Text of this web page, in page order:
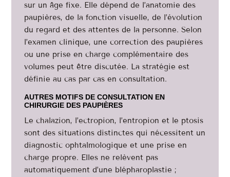
sur un âge fixe. Elle dépend de l’anatomie des
paupières, de la fonction visuelle, de l’évolution
du regard et des attentes de la personne. Selon
l’examen clinique, une correction des paupières
ou une prise en charge complémentaire des
volumes peut être discutée. La stratégie est
définie au cas par cas en consultation.
AUTRES MOTIFS DE CONSULTATION EN
CHIRURGIE DES PAUPIÈRES
Le chalazion, l’ectropion, l’entropion et le ptosis
sont des situations distinctes qui nécessitent un
diagnostic ophtalmologique et une prise en
charge propre. Elles ne relèvent pas
automatiquement d’une blépharoplastie ;